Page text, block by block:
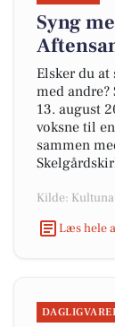
Syng
Elsker du
med
13. august
voksne til
sammen
Kilde:
Læs hele